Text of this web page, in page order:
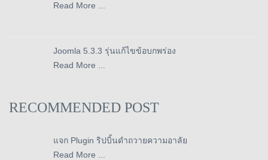
Read More ...
Joomla 5.3.3 รุ่นแก้ไขข้อบกพร่อง
Read More ...
RECOMMENDED POST
แจก Plugin ริปบิ้นดำถวายความอาลัย
Read More ...